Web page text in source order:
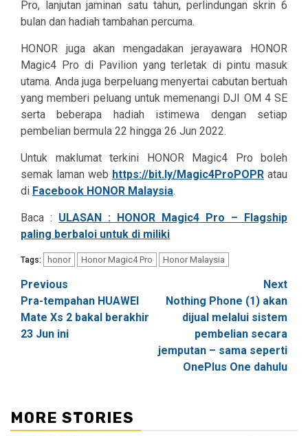
Pro, lanjutan jaminan satu tahun, perlindungan skrin 6
bulan dan hadiah tambahan percuma.
HONOR juga akan mengadakan jerayawara HONOR
Magic4 Pro di Pavilion yang terletak di pintu masuk
utama. Anda juga berpeluang menyertai cabutan bertuah
yang memberi peluang untuk memenangi DJI OM 4 SE
serta beberapa hadiah istimewa dengan setiap
pembelian bermula 22 hingga 26 Jun 2022.
Untuk maklumat terkini HONOR Magic4 Pro boleh
semak laman web https://bit.ly/Magic4ProPOPR atau
di Facebook HONOR Malaysia.
Baca : ULASAN : HONOR Magic4 Pro – Flagship
paling berbaloi untuk di miliki
Tags: honor Honor Magic4 Pro Honor Malaysia
Post
navigation
Previous
Pra-tempahan HUAWEI
Mate Xs 2 bakal berakhir
23 Jun ini
Next
Nothing Phone (1) akan
dijual melalui sistem
pembelian secara
jemputan – sama seperti
OnePlus One dahulu
MORE STORIES